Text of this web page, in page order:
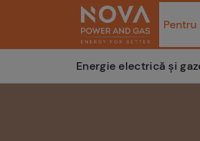
Pentru
Energie electrică și